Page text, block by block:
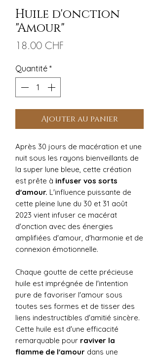
Huile d'onction
"Amour"
18.00 CHF
Quantité *
Ajouter au panier
Après 30 jours de macération et une
nuit sous les rayons bienveillants de
la super lune bleue, cette création
est prête à infuser vos sorts
d'amour. L'influence puissante de
cette pleine lune du 30 et 31 août
2023 vient infuser ce macérat
d'onction avec des énergies
amplifiées d'amour, d'harmonie et de
connexion émotionnelle.
Chaque goutte de cette précieuse
huile est imprégnée de l'intention
pure de favoriser l'amour sous
toutes ses formes et de tisser des
liens indestructibles d'amitié sincère.
Cette huile est d'une efficacité
remarquable pour raviver la
flamme de l'amour dans une